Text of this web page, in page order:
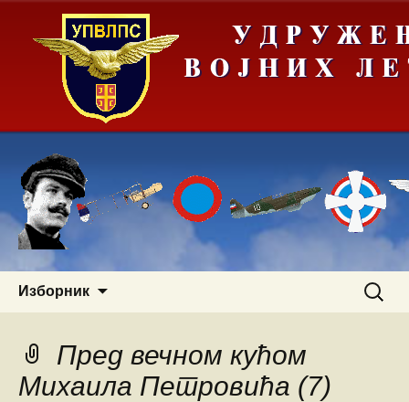
Изборник
Пред вечном кућом
Михаила Петровића (7)